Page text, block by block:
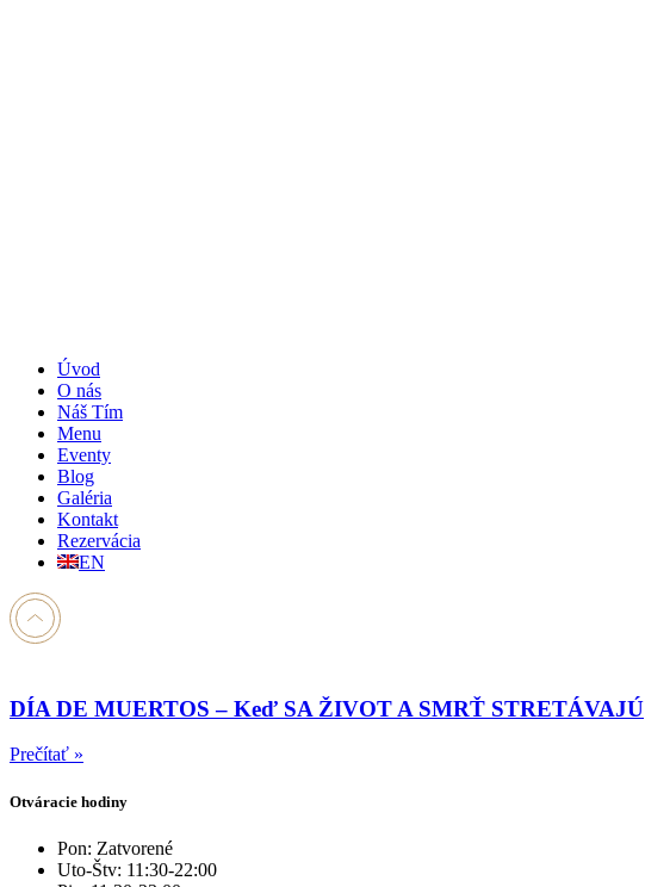
Úvod
O nás
Náš Tím
Menu
Eventy
Blog
Galéria
Kontakt
Rezervácia
EN
DÍA DE MUERTOS – Keď SA ŽIVOT A SMRŤ STRETÁVAJÚ
Prečítať »
Otváracie hodiny
Pon: Zatvorené
Uto-Štv: 11:30-22:00